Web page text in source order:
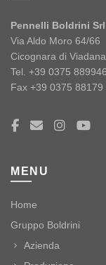
Pennelli Boldrini Srl
Via Aldo Moro 64/66
Cicognara di
Tel. +39 0375 889946
Fax +39 0375 88179
MENU
Home
Gruppo Boldrini
Azienda